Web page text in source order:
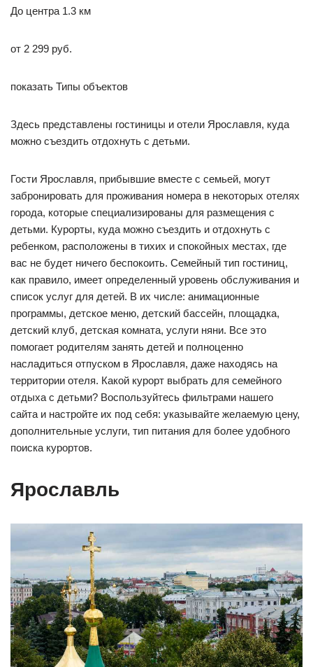
До центра 1.3 км
от 2 299 руб.
показать Типы объектов
Здесь представлены гостиницы и отели Ярославля, куда
можно съездить отдохнуть с детьми.
Гости Ярославля, прибывшие вместе с семьей, могут
забронировать для проживания номера в некоторых отелях
города, которые специализированы для размещения с
детьми. Курорты, куда можно съездить и отдохнуть с
ребенком, расположены в тихих и спокойных местах, где
вас не будет ничего беспокоить. Семейный тип гостиниц,
как правило, имеет определенный уровень обслуживания и
список услуг для детей. В их числе: анимационные
программы, детское меню, детский бассейн, площадка,
детский клуб, детская комната, услуги няни. Все это
помогает родителям занять детей и полноценно
насладиться отпуском в Ярославля, даже находясь на
территории отеля. Какой курорт выбрать для семейного
отдыха с детьми? Воспользуйтесь фильтрами нашего
сайта и настройте их под себя: указывайте желаемую цену,
дополнительные услуги, тип питания для более удобного
поиска курортов.
Ярославль